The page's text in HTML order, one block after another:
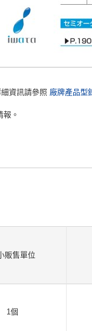
資訊請參照 廠牌產品型
。
販售單位
1個